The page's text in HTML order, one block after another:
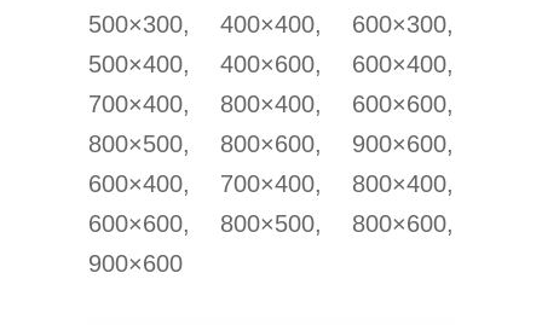
500×300, 400×400, 600×300,
500×400, 400×600, 600×400,
700×400, 800×400, 600×600,
800×500, 800×600, 900×600,
600×400, 700×400, 800×400,
600×600, 800×500, 800×600,
900×600